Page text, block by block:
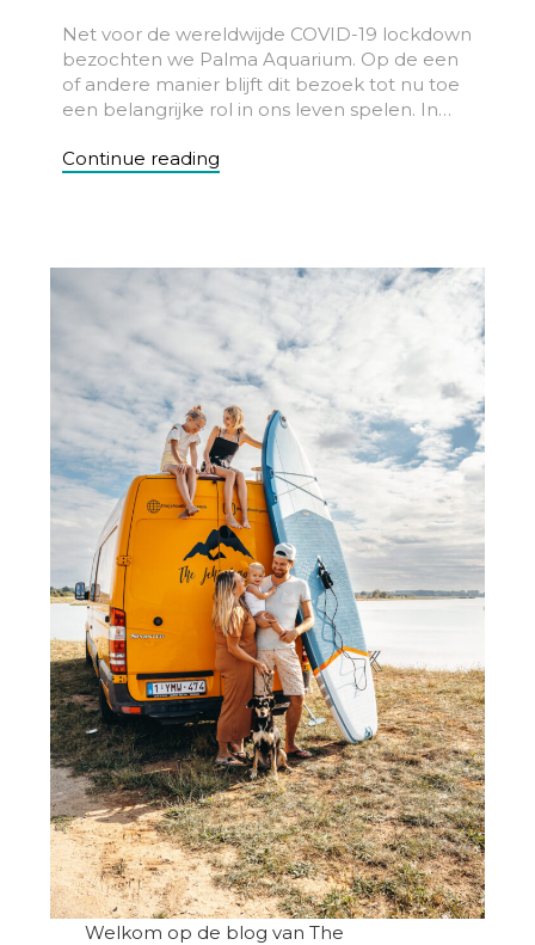
Net voor de wereldwijde COVID-19 lockdown
bezochten we Palma Aquarium. Op de een
of andere manier blijft dit bezoek tot nu toe
een belangrijke rol in ons leven spelen. In…
Continue reading
Welkom op de blog van The